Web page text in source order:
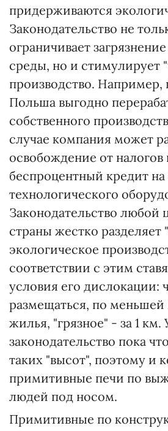
придерживаются
Законодательство не
ограничивает
среды, но и стимулирует
производство. Например,
Польша выгодно
собственного
случае компания может
освобождение от налогов
беспроцентный кредит
технологического
Законодательство любой
страны жестко разделяет
экологическое
соответствии с этим
условия его дислокации:
размещаться, по меньшей
жилья, "грязное" - за 1 км.
законодательство пока
таких "высот", поэтому и
примитивные печи по
людей под носом.
Примитивные по